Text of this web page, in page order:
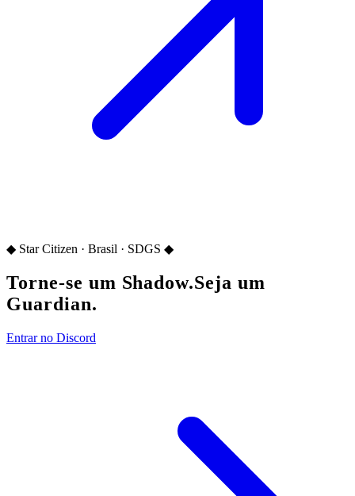
◆ Star Citizen · Brasil · SDGS ◆
Torne-se um Shadow.Seja um
Guardian.
Entrar no Discord